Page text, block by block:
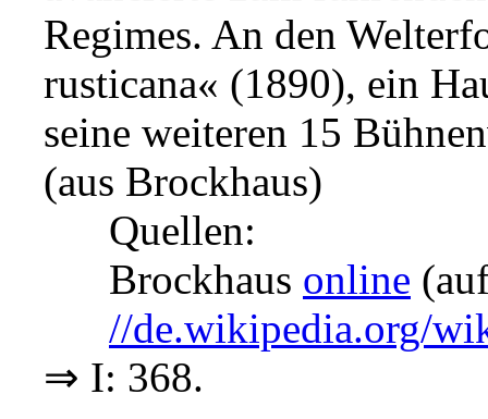
Regimes. An den
rusticana« (1890), ein
seine weiteren 15
(aus Brockhaus)
Quellen:
Brockhaus online
//de.wikipedia.org/
⇒ I: 368.